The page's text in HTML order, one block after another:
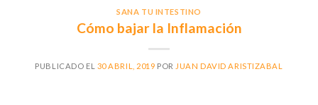
SANA TU INTESTINO
Cómo bajar la Inflamación
PUBLICADO EL 30 ABRIL, 2019 POR JUAN DAVID ARISTIZABAL